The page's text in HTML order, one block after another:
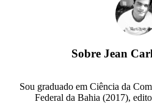
Sobre Jean
Sou graduado em Ciência da
Federal da Bahia (2017),